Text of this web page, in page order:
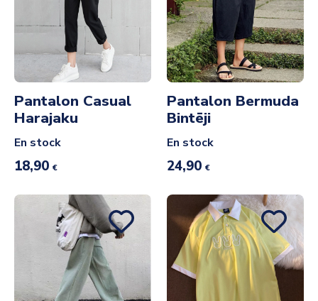
Pantalon Casual
Harajaku
En stock
18,90 €
Pantalon Bermuda
Bintēji
En stock
24,90 €